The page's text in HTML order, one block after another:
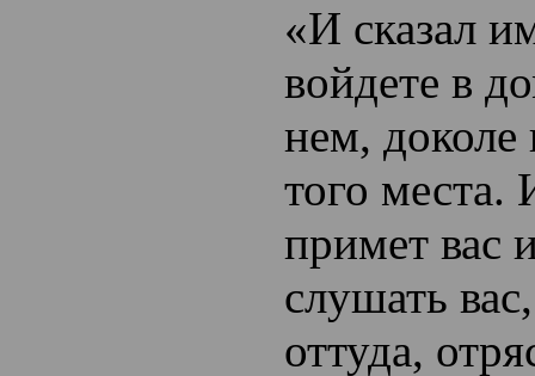
«И сказал
войдете в
нем, доколе
того места.
примет вас
слушать
оттуда,